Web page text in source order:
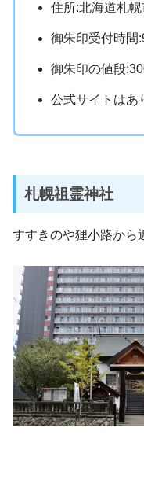
住所:北海道札
御朱印受付時間
御朱印の値段
公式サイトはあ
札幌祖霊神社
すすきのや狸小路から